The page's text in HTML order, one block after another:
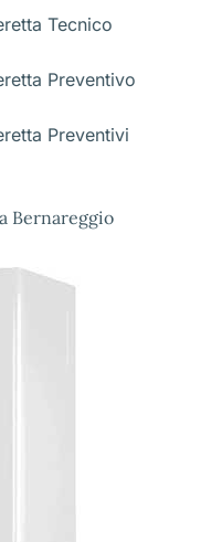
Tecnico
Preventivo
Preventivi
Bernareggio